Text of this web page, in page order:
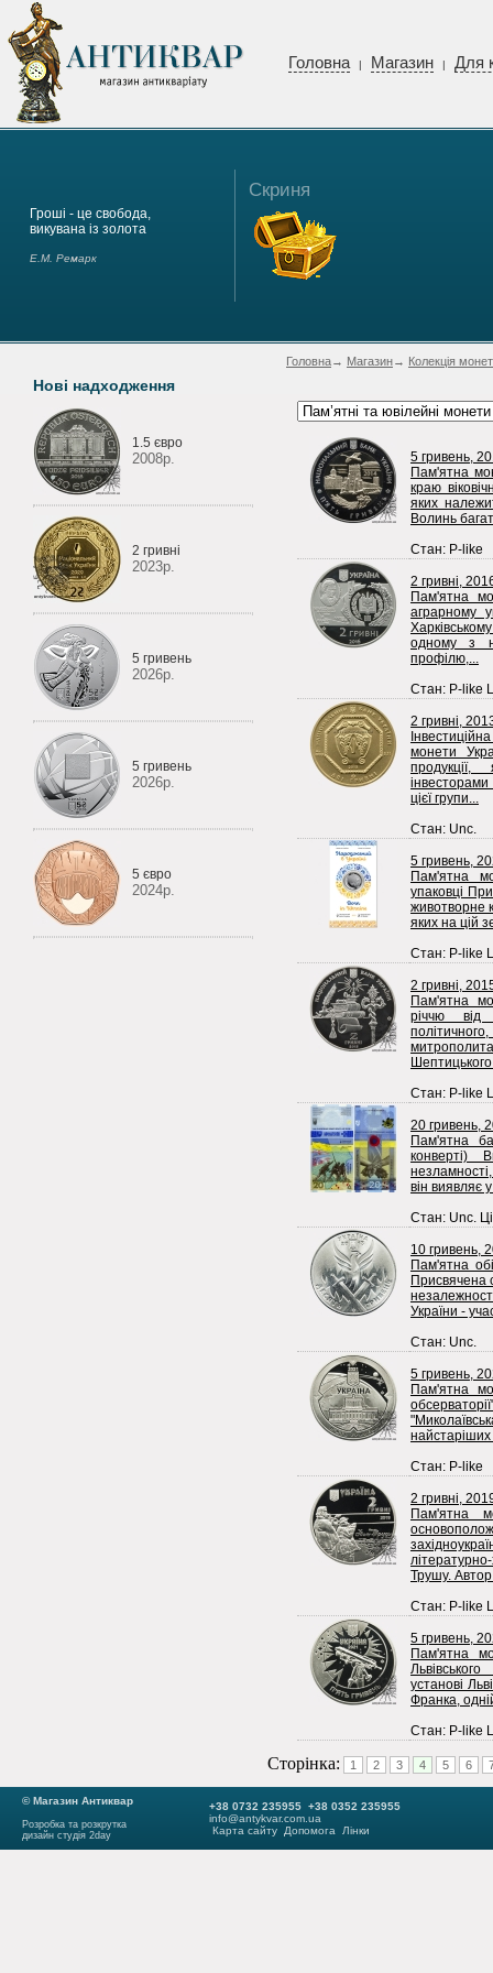
Головна | Магазин | Для
Гроші - це свобода,
викувана із золота
Е.М. Ремарк
Скриня
Нові надходження
1.5 євро
2008р.
2 гривні
2023р.
5 гривень
2026р.
5 гривень
2026р.
5 євро
2024р.
Головна→ Магазин→ Колекція монет
5 гривень,
Пам'ятна
краю
яких
Волинь
Стан: P-like
2 гривні,
Пам'ятна
аграрному
одному з
профілю,...
Стан: P-like
2 гривні,
монети
цієї групи...
Стан: Unc.
5 гривень,
Пам'ятна
упаковці
животворне
яких на цій
Стан: P-like
2 гривні,
Пам'ятна
річчю від
митрополита
Стан: P-like
20 гривень,
Пам'ятна
конверті)
він виявляє
Стан: Unc.
10 гривень,
Пам'ятна
Присвячена
України -
Стан: Unc.
5 гривень,
Пам'ятна
найстаріших
Стан: P-like
2 гривні,
Пам'ятна
Трушу. Автор
Стан: P-like
5 гривень,
Пам'ятна
установі
Франка,
Стан: P-like
Сторінка: 1 2 3 4 5 6
© Магазин Антиквар
Розробка та розкрутка
дизайн студія 2day
+38 0732 235955 +38 0352 235955
info@antykvar.com.ua
Карта сайту
Допомога Лінки